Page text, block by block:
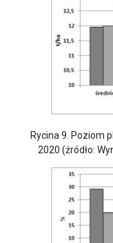
Rycina 9. Poziom
2020 (źródło: